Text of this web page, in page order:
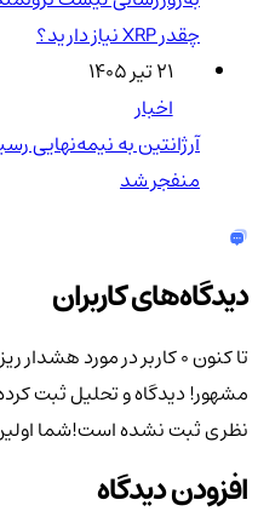
چقدر XRP نیاز دارید؟
۲۱ تیر ۱۴۰۵
اخبار
منفجر شد
دیدگاه‌های کاربران
تا کنون 0 کاربر در مورد
هشدار
مشهور!دیدگاه و تحلیل ثبت کرده
نظری ثبت نشده است!شما
افزودن دیدگاه